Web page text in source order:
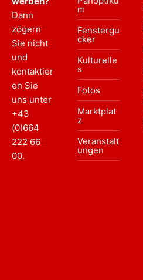
Dann
zögern
Sie nicht
und
kontaktier
en Sie
uns unter
+43
(0)664
222 66
00.
m
Fenstergu
cker
Kulturelle
s
Fotos
Marktplat
z
Veranstalt
ungen